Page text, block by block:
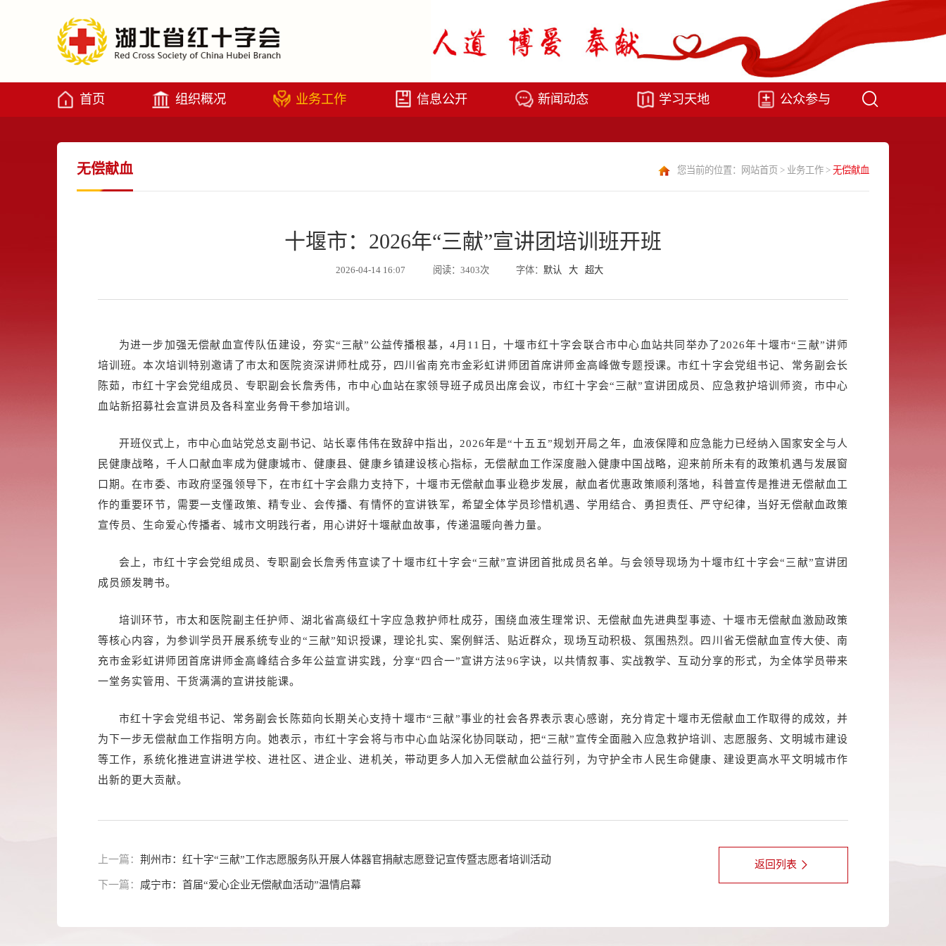
首页 组织概况 业务工作 信息公开 新闻动态 学习天地 公众参与
无偿献血 您当前的位置： 网站首页 > 业务工作 >无偿献血
十堰市：2026年“三献”宣讲团培训班开班
2026-04-14 16:07 阅读：3403次 字体：默认 大 超大
为进一步加强无偿献血宣传队伍建设，夯实“三献”公益传播根基，4月11日，十堰市红十字会联合市中心血站共同举办了2026年十堰市“三献”讲师
培训班。本次培训特别邀请了市太和医院资深讲师杜成芬，四川省南充市金彩虹讲师团首席讲师金高峰做专题授课。市红十字会党组书记、常务副会长
陈茹，市红十字会党组成员、专职副会长詹秀伟，市中心血站在家领导班子成员出席会议，市红十字会“三献”宣讲团成员、应急救护培训师资，市中心
血站新招募社会宣讲员及各科室业务骨干参加培训。
开班仪式上，市中心血站党总支副书记、站长辜伟伟在致辞中指出，2026年是“十五五”规划开局之年，血液保障和应急能力已经纳入国家安全与人
民健康战略，千人口献血率成为健康城市、健康县、健康乡镇建设核心指标，无偿献血工作深度融入健康中国战略，迎来前所未有的政策机遇与发展窗
口期。在市委、市政府坚强领导下，在市红十字会鼎力支持下，十堰市无偿献血事业稳步发展，献血者优惠政策顺利落地，科普宣传是推进无偿献血工
作的重要环节，需要一支懂政策、精专业、会传播、有情怀的宣讲铁军，希望全体学员珍惜机遇、学用结合、勇担责任、严守纪律，当好无偿献血政策
宣传员、生命爱心传播者、城市文明践行者，用心讲好十堰献血故事，传递温暖向善力量。
会上，市红十字会党组成员、专职副会长詹秀伟宣读了十堰市红十字会“三献”宣讲团首批成员名单。与会领导现场为十堰市红十字会“三献”宣讲团
成员颁发聘书。
培训环节，市太和医院副主任护师、湖北省高级红十字应急救护师杜成芬，围绕血液生理常识、无偿献血先进典型事迹、十堰市无偿献血激励政策
等核心内容，为参训学员开展系统专业的“三献”知识授课，理论扎实、案例鲜活、贴近群众，现场互动积极、氛围热烈。四川省无偿献血宣传大使、南
充市金彩虹讲师团首席讲师金高峰结合多年公益宣讲实践，分享“四合一”宣讲方法96字诀，以共情叙事、实战教学、互动分享的形式，为全体学员带来
一堂务实管用、干货满满的宣讲技能课。
市红十字会党组书记、常务副会长陈茹向长期关心支持十堰市“三献”事业的社会各界表示衷心感谢，充分肯定十堰市无偿献血工作取得的成效，并
为下一步无偿献血工作指明方向。她表示，市红十字会将与市中心血站深化协同联动，把“三献”宣传全面融入应急救护培训、志愿服务、文明城市建设
等工作，系统化推进宣讲进学校、进社区、进企业、进机关，带动更多人加入无偿献血公益行列，为守护全市人民生命健康、建设更高水平文明城市作
出新的更大贡献。
上一篇： 荆州市：红十字“三献”工作志愿服务队开展人体器官捐献志愿登记宣传暨志愿者培训活动
下一篇： 咸宁市：首届“爱心企业无偿献血活动”温情启幕
返回列表